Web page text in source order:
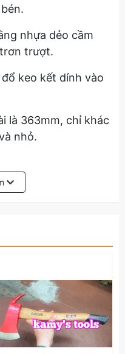
nhựa dẻo cầm
trượt.
keo kết dính vào
là 363mm, chỉ khác
nhỏ.
búa đẽo cán nhựa